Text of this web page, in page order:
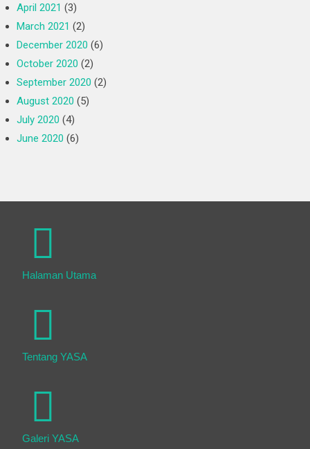
April 2021 (3)
March 2021 (2)
December 2020 (6)
October 2020 (2)
September 2020 (2)
August 2020 (5)
July 2020 (4)
June 2020 (6)
Halaman Utama
Tentang YASA
Galeri YASA